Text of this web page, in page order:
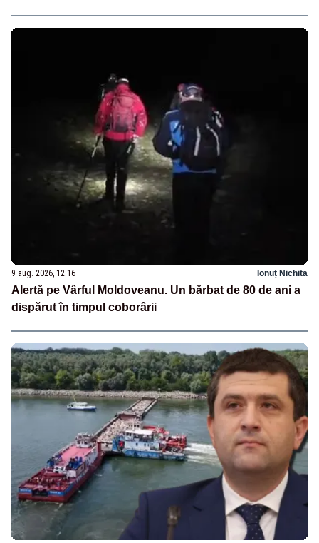
9 aug. 2026, 12:16 Ionuț Nichita
Alertă pe Vârful Moldoveanu. Un bărbat de 80 de ani a
dispărut în timpul coborârii